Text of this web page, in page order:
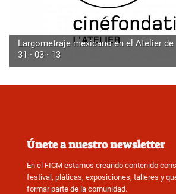
Largometraje mexicano en el Atelier de
31 · 03 · 13
Únete a nuestro newsletter
En el FICM estamos creando contenido
festival, pláticas, exposiciones, talleres y
formar parte de la comunidad.